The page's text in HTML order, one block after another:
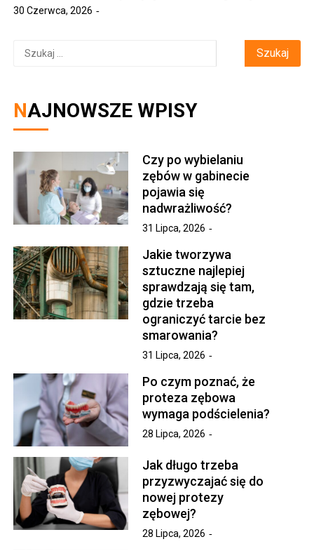
30 Czerwca, 2026
Szukaj:
NAJNOWSZE WPISY
Czy po wybielaniu
zębów w gabinecie
pojawia się
nadwrażliwość?
31 Lipca, 2026
Jakie tworzywa
sztuczne najlepiej
sprawdzają się tam,
gdzie trzeba
ograniczyć tarcie bez
smarowania?
31 Lipca, 2026
Po czym poznać, że
proteza zębowa
wymaga podścielenia?
28 Lipca, 2026
Jak długo trzeba
przyzwyczajać się do
nowej protezy
zębowej?
28 Lipca, 2026